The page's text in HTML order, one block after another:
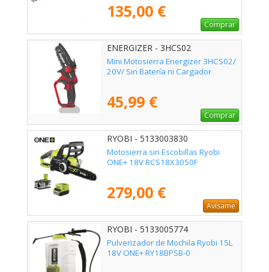
135,00 €
Comprar
ENERGIZER - 3HCS02
Mini Motosierra Energizer 3HCS02/
20V/ Sin Batería ni Cargador
45,99 €
Comprar
RYOBI - 5133003830
Motosierra sin Escobillas Ryobi
ONE+ 18V RCS18X3050F
279,00 €
Avísame
RYOBI - 5133005774
Pulverizador de Mochila Ryobi 15L
18V ONE+ RY18BPSB-0